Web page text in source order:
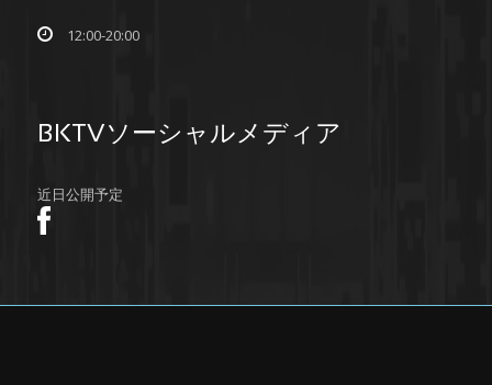
12:00-20:00
BKTVソーシャルメディア
近日公開予定